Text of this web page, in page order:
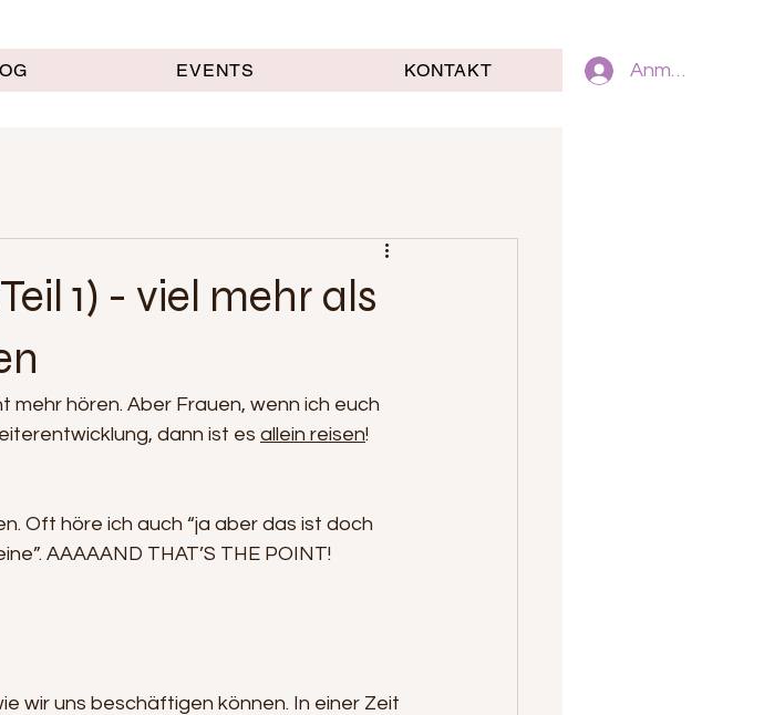
EVENTS KONTAKT Anmelden
1) - viel mehr als
mehr hören. Aber Frauen, wenn ich euch
dann ist es allein reisen!
Oft höre ich auch “ja aber das ist doch
AAAAAND THAT’S THE POINT!
wir uns beschäftigen können. In einer Zeit